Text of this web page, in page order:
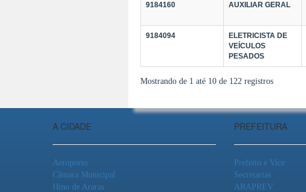
9184160 AUXILIAR GERAL
9184094
ELETRICISTA DE
VEÍCULOS
PESADOS
Mostrando de 1 até 10 de 122 registros
A CIDADE
Aeroporto
Câmara Municipal
Hino de Araras
PREFEITURA
Prefeito e Vice
Secretarias
ARAPREV